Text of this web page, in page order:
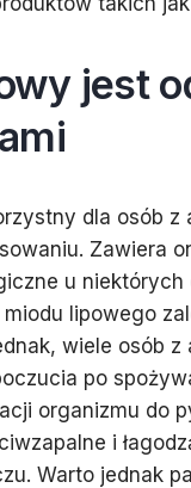
jest
dla osób
Zawiera
u
lipowego
wiele osób
po
organizmu do
i
Warto jednak